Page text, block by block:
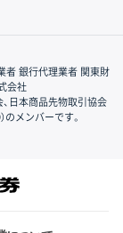
者 銀行代理業者 関東財
会社
日本商品先物取引協会
メンバーです。